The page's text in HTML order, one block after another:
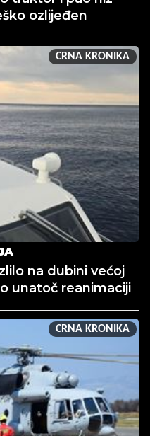
ozlijeđen
CRNA KRONIKA
na dubini većoj
unatoč reanimaciji
CRNA KRONIKA